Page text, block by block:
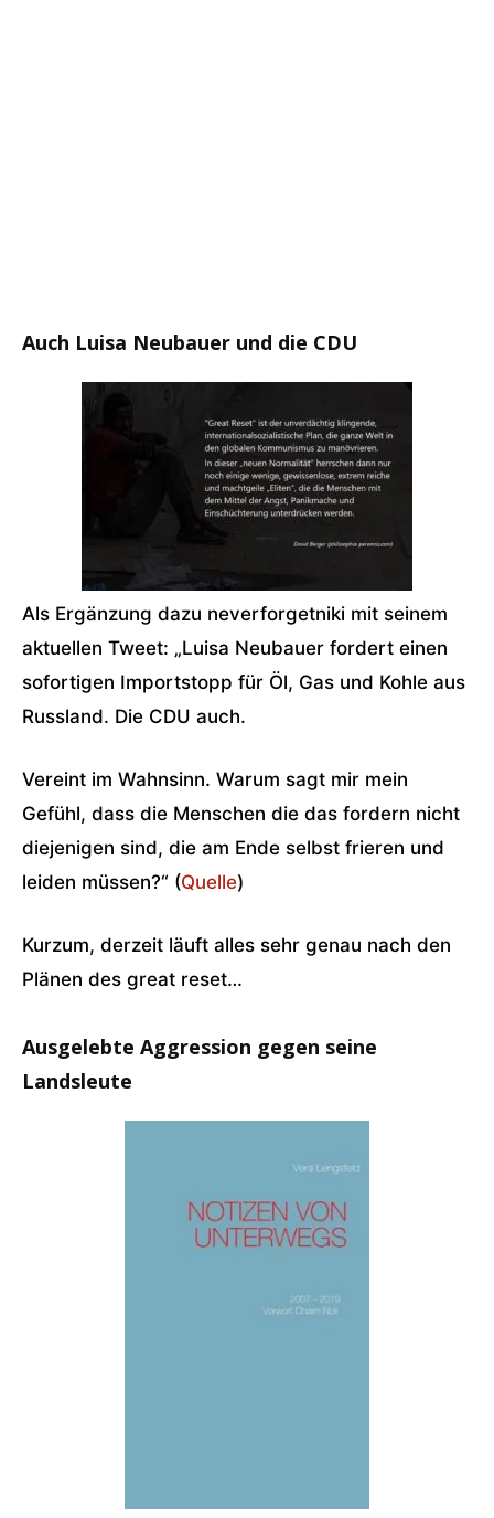
Auch Luisa Neubauer und die CDU
Als Ergänzung dazu neverforgetniki mit seinem
aktuellen Tweet: „Luisa Neubauer fordert einen
sofortigen Importstopp für Öl, Gas und Kohle aus
Russland. Die CDU auch.
Vereint im Wahnsinn. Warum sagt mir mein
Gefühl, dass die Menschen die das fordern nicht
diejenigen sind, die am Ende selbst frieren und
leiden müssen?“ (Quelle)
Kurzum, derzeit läuft alles sehr genau nach den
Plänen des great reset…
Ausgelebte Aggression gegen seine
Landsleute